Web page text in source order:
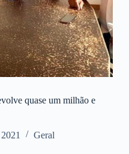
quase um milhão e
Geral